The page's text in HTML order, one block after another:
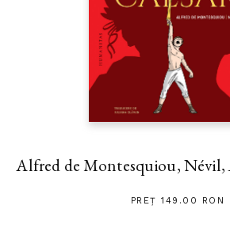
Alfred de Montesquiou, Névil,
PREȚ 149.00 RON